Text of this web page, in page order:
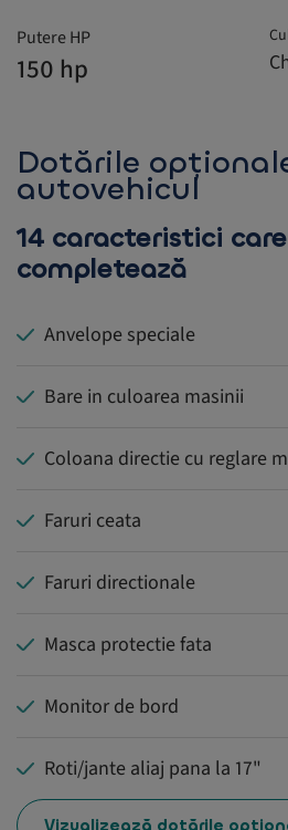
Putere HP
150 hp
Dotările
autovehicul
14 caracteristici
completează
Anvelope speciale
Bare in culoarea masinii
Coloana directie cu reglare
Faruri ceata
Faruri directionale
Masca protectie fata
Monitor de bord
Roti/jante aliaj pana la 17"
Vizualizează dotările